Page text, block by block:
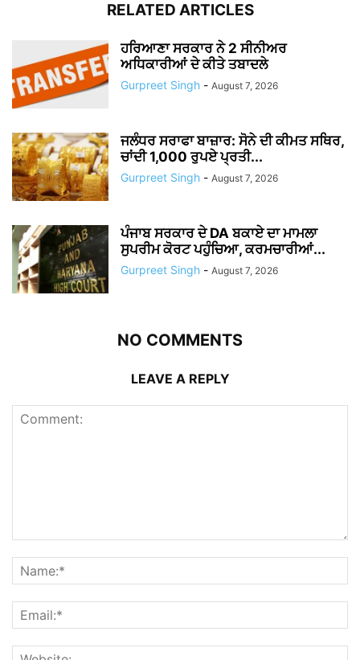
RELATED ARTICLES
ਹਰਿਆਣਾ ਸਰਕਾਰ ਨੇ 2 ਸੀਨੀਅਰ
ਅਧਿਕਾਰੀਆਂ ਦੇ ਕੀਤੇ ਤਬਾਦਲੇ
Gurpreet Singh - August 7, 2026
ਜਲੰਧਰ ਸਰਾਫਾ ਬਾਜ਼ਾਰ: ਸੋਨੇ ਦੀ ਕੀਮਤ ਸਥਿਰ,
ਚਾਂਦੀ 1,000 ਰੁਪਏ ਪ੍ਰਤੀ...
Gurpreet Singh - August 7, 2026
ਪੰਜਾਬ ਸਰਕਾਰ ਦੇ DA ਬਕਾਏ ਦਾ ਮਾਮਲਾ
ਸੁਪਰੀਮ ਕੋਰਟ ਪਹੁੰਚਿਆ, ਕਰਮਚਾਰੀਆਂ...
Gurpreet Singh - August 7, 2026
NO COMMENTS
LEAVE A REPLY